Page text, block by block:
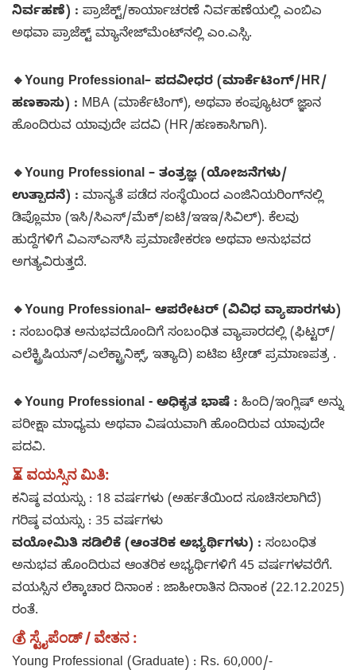
ನಿರ್ವಹಣೆ) : ಪ್ರಾಜೆಕ್ಟ್/ಕಾರ್ಯಾಚರಣೆ ನಿರ್ವಹಣೆಯಲ್ಲಿ ಎಂಬಿಎ
ಅಥವಾ ಪ್ರಾಜೆಕ್ಟ್ ಮ್ಯಾನೇಜ್‌ಮೆಂಟ್‌ನಲ್ಲಿ ಎಂ.ಎಸ್ಸಿ.
🔹 Young Professional– ಪದವೀಧರ (ಮಾರ್ಕೆಟಿಂಗ್/HR/
ಹಣಕಾಸು) : MBA (ಮಾರ್ಕೆಟಿಂಗ್), ಅಥವಾ ಕಂಪ್ಯೂಟರ್ ಜ್ಞಾನ
ಹೊಂದಿರುವ ಯಾವುದೇ ಪದವಿ (HR/ಹಣಕಾಸಿಗಾಗಿ).
🔹 Young Professional – ತಂತ್ರಜ್ಞ (ಯೋಜನೆಗಳು/
ಉತ್ಪಾದನೆ) : ಮಾನ್ಯತೆ ಪಡೆದ ಸಂಸ್ಥೆಯಿಂದ ಎಂಜಿನಿಯರಿಂಗ್‌ನಲ್ಲಿ
ಡಿಪ್ಲೊಮಾ (ಇಸಿ/ಸಿಎಸ್/ಮೆಕ್/ಐಟಿ/ಇಇಇ/ಸಿವಿಲ್). ಕೆಲವು
ಹುದ್ದೆಗಳಿಗೆ ವಿಎಸ್‌ಎಸ್‌ಸಿ ಪ್ರಮಾಣೀಕರಣ ಅಥವಾ ಅನುಭವದ
ಅಗತ್ಯವಿರುತ್ತದೆ.
🔹 Young Professional– ಆಪರೇಟರ್ (ವಿವಿಧ ವ್ಯಾಪಾರಗಳು)
: ಸಂಬಂಧಿತ ಅನುಭವದೊಂದಿಗೆ ಸಂಬಂಧಿತ ವ್ಯಾಪಾರದಲ್ಲಿ (ಫಿಟ್ಟರ್/
ಎಲೆಕ್ಟ್ರಿಷಿಯನ್/ಎಲೆಕ್ಟ್ರಾನಿಕ್ಸ್, ಇತ್ಯಾದಿ) ಐಟಿಐ ಟ್ರೇಡ್ ಪ್ರಮಾಣಪತ್ರ .
🔹 Young Professional - ಅಧಿಕೃತ ಭಾಷೆ : ಹಿಂದಿ/ಇಂಗ್ಲಿಷ್ ಅನ್ನು
ಪರೀಕ್ಷಾ ಮಾಧ್ಯಮ ಅಥವಾ ವಿಷಯವಾಗಿ ಹೊಂದಿರುವ ಯಾವುದೇ
ಪದವಿ.
⏳ ವಯಸ್ಸಿನ ಮಿತಿ:
ಕನಿಷ್ಠ ವಯಸ್ಸು : 18 ವರ್ಷಗಳು (ಅರ್ಹತೆಯಿಂದ ಸೂಚಿಸಲಾಗಿದೆ)
ಗರಿಷ್ಠ ವಯಸ್ಸು : 35 ವರ್ಷಗಳು
ವಯೋಮಿತಿ ಸಡಿಲಿಕೆ (ಆಂತರಿಕ ಅಭ್ಯರ್ಥಿಗಳು) : ಸಂಬಂಧಿತ
ಅನುಭವ ಹೊಂದಿರುವ ಆಂತರಿಕ ಅಭ್ಯರ್ಥಿಗಳಿಗೆ 45 ವರ್ಷಗಳವರೆಗೆ.
ವಯಸ್ಸಿನ ಲೆಕ್ಕಾಚಾರ ದಿನಾಂಕ : ಜಾಹೀರಾತಿನ ದಿನಾಂಕ (22.12.2025)
ರಂತೆ.
💰 ಸ್ಟೈಪೆಂಡ್ / ವೇತನ :
Young Professional (Graduate) : Rs. 60,000/-